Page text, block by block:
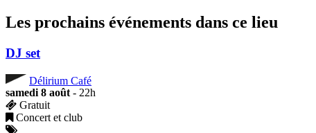
Les prochains événements dans ce lieu
DJ set
Délirium Café
samedi 8 août- 22h
Gratuit
Concert et club